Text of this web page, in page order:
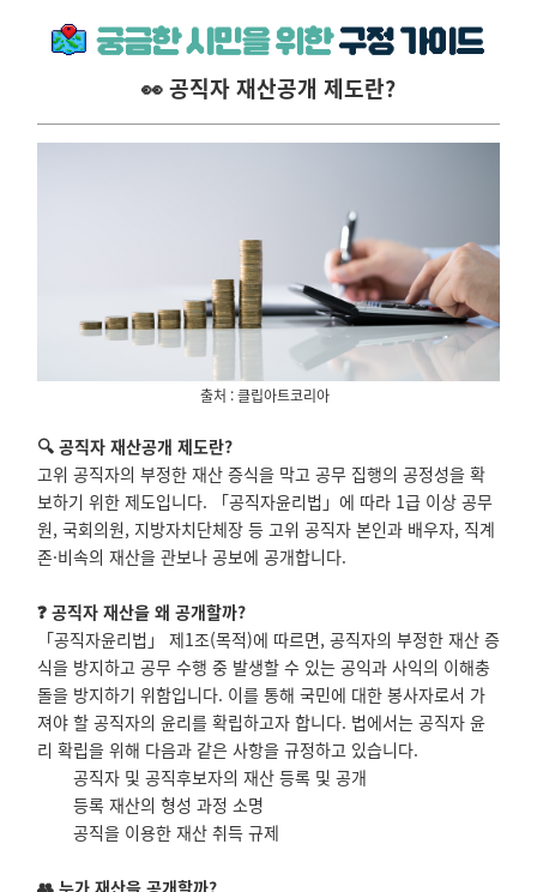
👀 공직자 재산공개 제도란?
출처 : 클립아트코리아
🔍 공직자 재산공개 제도란?
고위 공직자의 부정한 재산 증식을 막고 공무 집행의 공정성을 확
보하기 위한 제도입니다. 「공직자윤리법」에 따라 1급 이상 공무
원, 국회의원, 지방자치단체장 등 고위 공직자 본인과 배우자, 직계
존·비속의 재산을 관보나 공보에 공개합니다.
❓ 공직자 재산을 왜 공개할까?
「공직자윤리법」 제1조(목적)에 따르면, 공직자의 부정한 재산 증
식을 방지하고 공무 수행 중 발생할 수 있는 공익과 사익의 이해충
돌을 방지하기 위함입니다. 이를 통해 국민에 대한 봉사자로서 가
져야 할 공직자의 윤리를 확립하고자 합니다. 법에서는 공직자 윤
리 확립을 위해 다음과 같은 사항을 규정하고 있습니다.
공직자 및 공직후보자의 재산 등록 및 공개
등록 재산의 형성 과정 소명
공직을 이용한 재산 취득 규제
👥 누가 재산을 공개할까?